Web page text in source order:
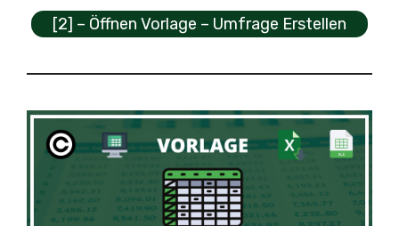
[2] – Öffnen Vorlage – Umfrage Erstellen